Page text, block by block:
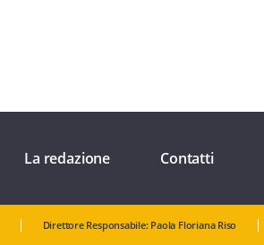
La redazione Contatti
Direttore Responsabile: Paola Floriana Riso